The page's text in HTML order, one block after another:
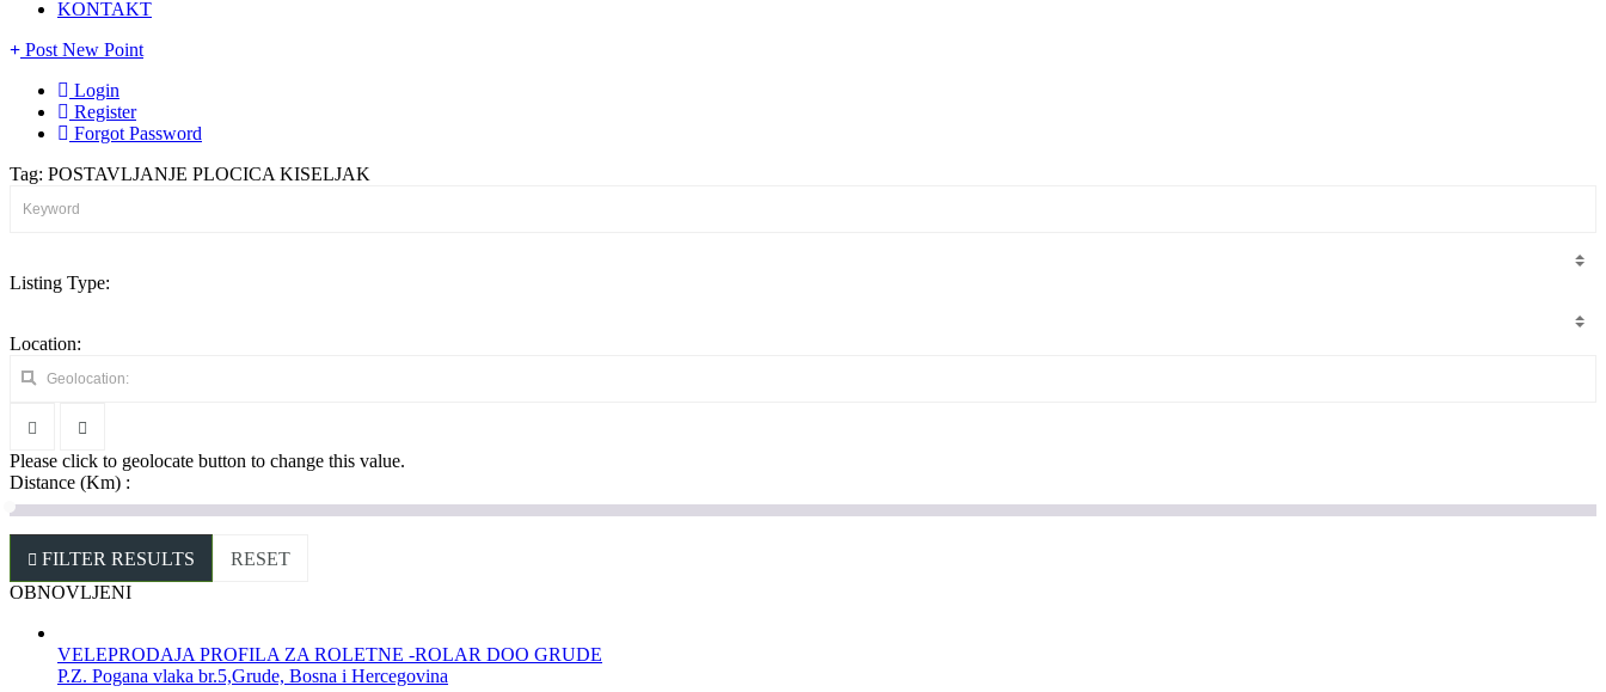
KONTAKT
Post New Point
Login
Register
Forgot Password
Tag: POSTAVLJANJE PLOCICA KISELJAK
Listing Type:
Location:
Please click to geolocate button to change this value.
Distance (Km) :
FILTER RESULTS
RESET
OBNOVLJENI
VELEPRODAJA PROFILA ZA ROLETNE -ROLAR DOO GRUDE
P.Z. Pogana vlaka br.5,Grude, Bosna i Hercegovina